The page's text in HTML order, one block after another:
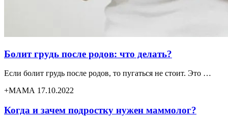
Болит грудь после родов: что делать?
Если болит грудь после родов, то пугаться не стоит. Это …
+МАМА 17.10.2022
Когда и зачем подростку нужен маммолог?